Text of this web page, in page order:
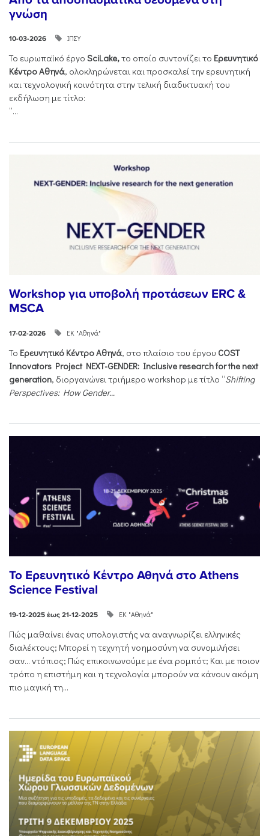
γνώση
10-03-2026 ΙΠΣΥ
Το ευρωπαϊκό έργο SciLake,το οποίο συντονίζει το Ερευνητικό
Κέντρο Αθηνά, ολοκληρώνεται και προσκαλεί την ερευνητική
και τεχνολογική κοινότητα στην τελική διαδικτυακή του
εκδήλωση με τίτλο:
“...
Workshop για υποβολή προτάσεων ERC &
MSCA
17-02-2026 ΕΚ "Αθηνά"
Το Ερευνητικό Κέντρο Αθηνά, στο πλαίσιο του έργου COST
Innovators Project NEXT-GENDER: Inclusive research for the next
generation, διοργανώνει τριήμερο workshop με τίτλο “Shifting
Perspectives: How Gender...
Το Ερευνητικό Κέντρο Αθηνά στο Athens
Science Festival
19-12-2025 έως 21-12-2025 ΕΚ "Αθηνά"
Πώς μαθαίνει ένας υπολογιστής να αναγνωρίζει ελληνικές
διαλέκτους; Μπορεί η τεχνητή νοημοσύνη να συνομιλήσει
σαν… ντόπιος; Πώς επικοινωνούμε με ένα ρομπότ; Και με ποιον
τρόπο η επιστήμη και η τεχνολογία μπορούν να κάνουν ακόμη
πιο μαγική τη...